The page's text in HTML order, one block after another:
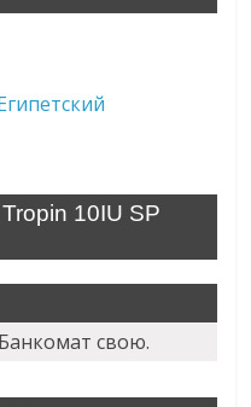
10IU SP
свою.